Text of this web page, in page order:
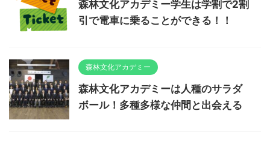
森林文化アカデミー学生は学割で2割
引で電車に乗ることができる！！
森林文化アカデミー
森林文化アカデミーは人種のサラダ
ボール！多種多様な仲間と出会える